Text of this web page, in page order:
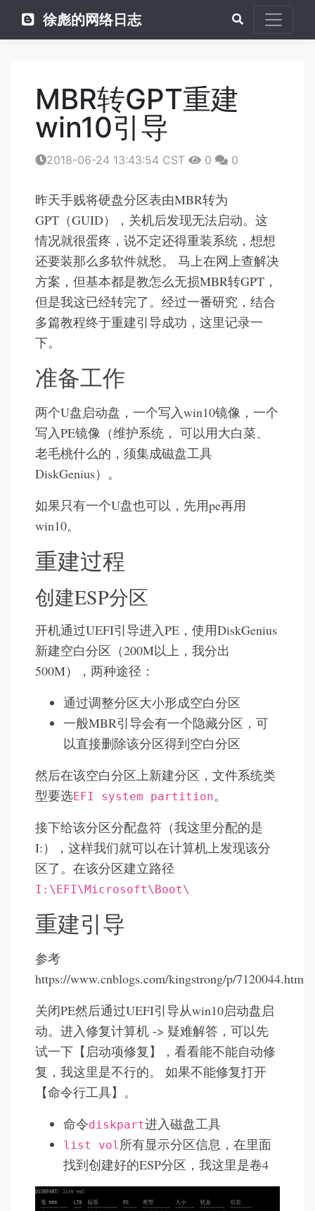
徐彪的网络日志
MBR转GPT重建
win10引导
2018-06-24 13:43:54 CST 0 0
昨天手贱将硬盘分区表由MBR转为
GPT（GUID），关机后发现无法启动。这
情况就很蛋疼，说不定还得重装系统，想想
还要装那么多软件就愁。 马上在网上查解决
方案，但基本都是教怎么无损MBR转GPT，
但是我这已经转完了。经过一番研究，结合
多篇教程终于重建引导成功，这里记录一
下。
准备工作
两个U盘启动盘，一个写入win10镜像，一个
写入PE镜像（维护系统， 可以用大白菜、
老毛桃什么的，须集成磁盘工具
DiskGenius）。
如果只有一个U盘也可以，先用pe再用
win10。
重建过程
创建ESP分区
开机通过UEFI引导进入PE，使用DiskGenius
新建空白分区（200M以上，我分出
500M），两种途径：
通过调整分区大小形成空白分区
一般MBR引导会有一个隐藏分区，可
以直接删除该分区得到空白分区
然后在该空白分区上新建分区，文件系统类
型要选EFI system partition。
接下给该分区分配盘符（我这里分配的是
I:），这样我们就可以在计算机上发现该分
区了。在该分区建立路径
I:\EFI\Microsoft\Boot\
重建引导
参考
https://www.cnblogs.com/kingstrong/p/7120044.html
关闭PE然后通过UEFI引导从win10启动盘启
动。进入修复计算机 -> 疑难解答，可以先
试一下【启动项修复】，看看能不能自动修
复，我这里是不行的。 如果不能修复打开
【命令行工具】。
命令diskpart进入磁盘工具
list vol所有显示分区信息，在里面
找到创建好的ESP分区，我这里是卷4